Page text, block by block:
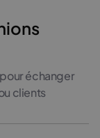
échanger
clients